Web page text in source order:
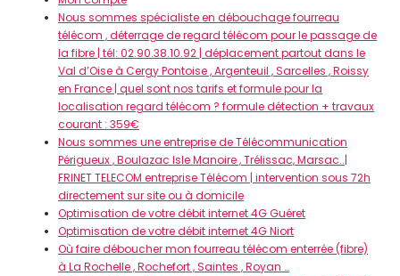
Nous sommes spécialiste en débouchage fourreau
télécom , déterrage de regard télécom pour le passage de
la fibre | tél: 02.90.38.10.92 | déplacement partout dans le
Val d’Oise à Cergy Pontoise , Argenteuil , Sarcelles , Roissy
en France | quel sont nos tarifs et formule pour la
localisation regard télécom ? formule détection + travaux
courant : 359€
Nous sommes une entreprise de Télécommunication
Périgueux , Boulazac Isle Manoire , Trélissac, Marsac..|
FRINET TELECOM entreprise Télécom | intervention sous 72h
directement sur site ou à domicile
Optimisation de votre débit internet 4G Guéret
Optimisation de votre débit internet 4G Niort
Où faire déboucher mon fourreau télécom enterrée (fibre)
à La Rochelle , Rochefort , Saintes , Royan …